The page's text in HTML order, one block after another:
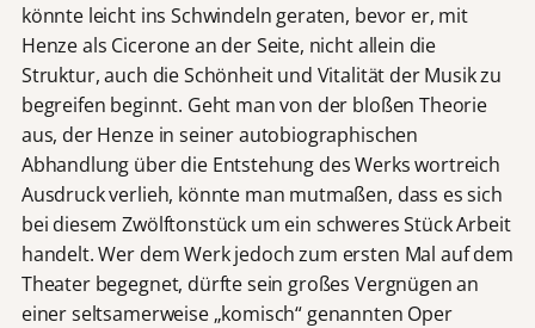
könnte leicht ins Schwindeln geraten, bevor er, mit
Henze als Cicerone an der Seite, nicht allein die
Struktur, auch die Schönheit und Vitalität der Musik zu
begreifen beginnt. Geht man von der bloßen Theorie
aus, der Henze in seiner autobiographischen
Abhandlung über die Entstehung des Werks wortreich
Ausdruck verlieh, könnte man mutmaßen, dass es sich
bei diesem Zwölftonstück um ein schweres Stück Arbeit
handelt. Wer dem Werk jedoch zum ersten Mal auf dem
Theater begegnet, dürfte sein großes Vergnügen an
einer seltsamerweise „komisch“ genannten Oper